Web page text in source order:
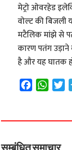
मेट्रो ओवरहेड
वोल्ट की बिजली
मटैलिक मांझे से
कारण पतंग
है और यह घातक
F
e
W
t
T
t